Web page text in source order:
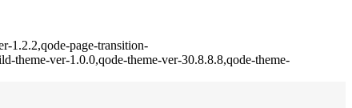
1.2.2,qode-page-transition-
theme-ver-1.0.0,qode-theme-ver-30.8.8.8,qode-theme-